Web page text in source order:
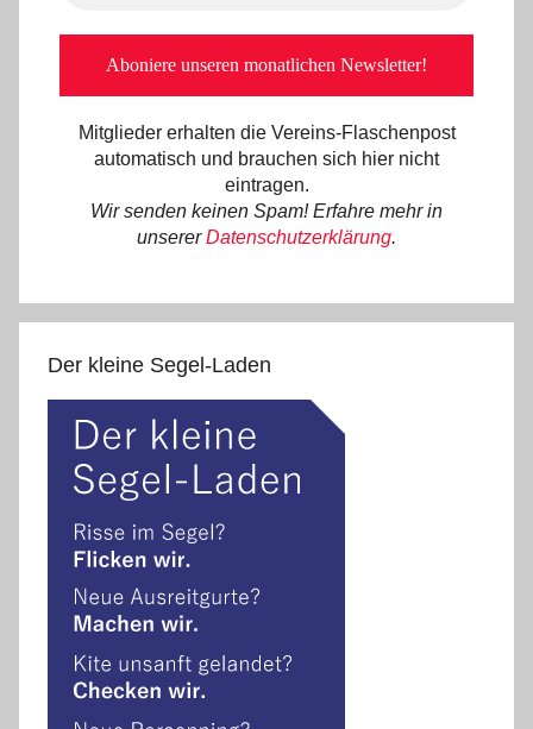
Mitglieder erhalten die Vereins-Flaschenpost
automatisch und brauchen sich hier nicht
eintragen.
Wir senden keinen Spam! Erfahre mehr in
unsererDatenschutzerklärung.
Der kleine Segel-Laden